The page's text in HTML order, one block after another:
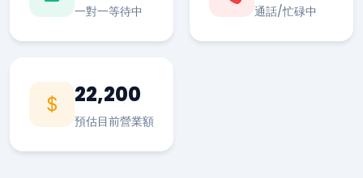
一對一等待中 通話/忙碌中
22,200
預估目前營業額